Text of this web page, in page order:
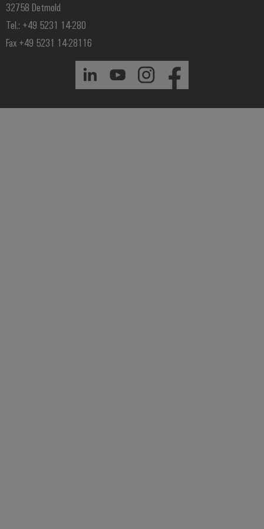
32758 Detmold
Tel.: +49 5231 14-280
Fax +49 5231 14-28116